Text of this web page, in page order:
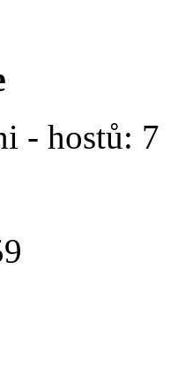
- hostů: 7